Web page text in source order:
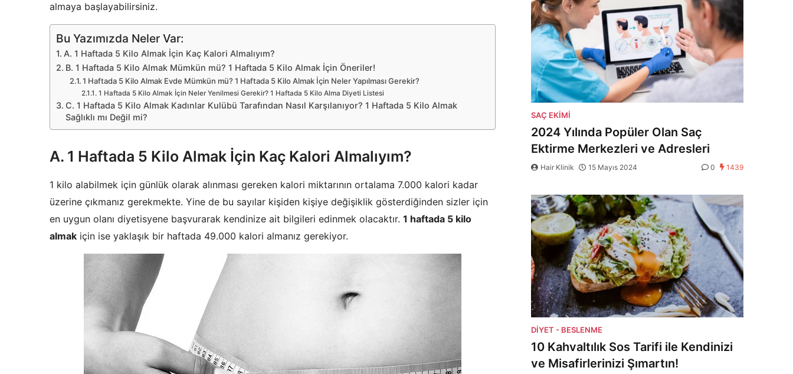
almaya başlayabilirsiniz.
Bu Yazımızda Neler Var:
A. 1 Haftada 5 Kilo Almak İçin Kaç Kalori Almalıyım?
B. 1 Haftada 5 Kilo Almak Mümkün mü? 1 Haftada 5 Kilo Almak İçin Öneriler!
1 Haftada 5 Kilo Almak Evde Mümkün mü? 1 Haftada 5 Kilo Almak İçin Neler Yapılması Gerekir?
1 Haftada 5 Kilo Almak İçin Neler Yenilmesi Gerekir? 1 Haftada 5 Kilo Alma Diyeti Listesi
C. 1 Haftada 5 Kilo Almak Kadınlar Kulübü Tarafından Nasıl Karşılanıyor? 1 Haftada 5 Kilo Almak
Sağlıklı mı Değil mi?
A. 1 Haftada 5 Kilo Almak İçin Kaç Kalori Almalıyım?
1 kilo alabilmek için günlük olarak alınması gereken kalori miktarının ortalama 7.000 kalori kadar
üzerine çıkmanız gerekmekte. Yine de bu sayılar kişiden kişiye değişiklik gösterdiğinden sizler için
en uygun olanı diyetisyene başvurarak kendinize ait bilgileri edinmek olacaktır. 1 haftada 5 kilo
almak için ise yaklaşık bir haftada 49.000 kalori almanız gerekiyor.
SAÇ EKIMI
2024 Yılında Popüler Olan Saç
Ektirme Merkezleri ve Adresleri
Hair Klinik 15 Mayıs 2024 0 1439
DIYET - BESLENME
10 Kahvaltılık Sos Tarifi ile Kendinizi
ve Misafirlerinizi Şımartın!